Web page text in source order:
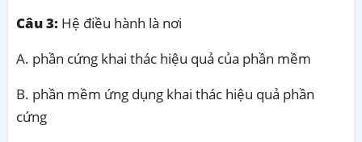
Câu 3: Hệ điều hành là nơi
A. phần cứng khai thác hiệu quả của phần mềm
B. phần mềm ứng dụng khai thác hiệu quả phần
cứng